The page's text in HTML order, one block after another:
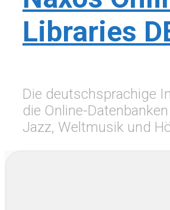
Libraries
Die deutschsprachige
die Online-
Jazz, Weltmusik und